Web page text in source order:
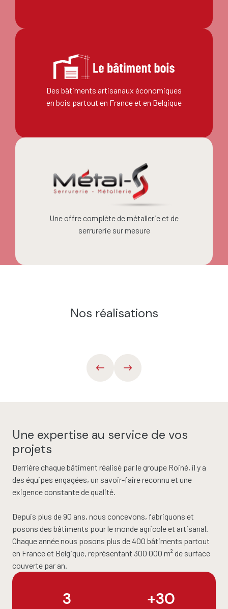
Des bâtiments artisanaux économiques
en bois partout en France et en Belgique
Une offre complète de métallerie et de
serrurerie sur mesure
Nos réalisations
Une expertise au service de vos
projets
Derrière chaque bâtiment réalisé par le groupe Roiné, il y a
des équipes engagées, un savoir-faire reconnu et une
exigence constante de qualité.
Depuis plus de 90 ans, nous concevons, fabriquons et
posons des bâtiments pour le monde agricole et artisanal.
Chaque année nous posons plus de 400 bâtiments partout
en France et Belgique, représentant 300 000 m² de surface
couverte par an.
3 +30